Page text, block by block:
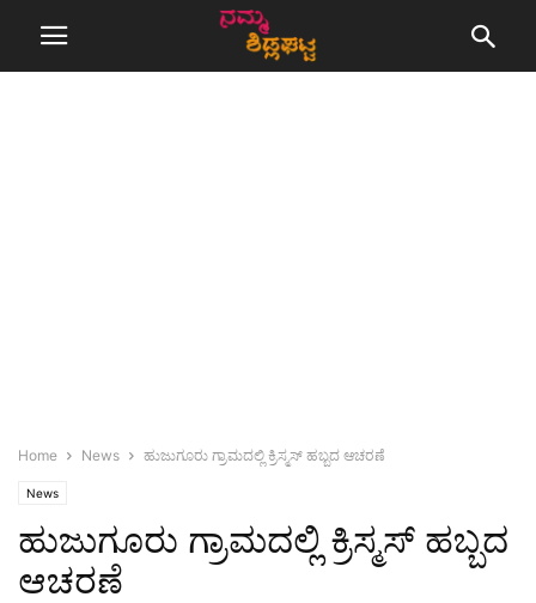
Home News ಹುಜುಗೂರು ಗ್ರಾಮದಲ್ಲಿ ಕ್ರಿಸ್ಮಸ್ ಹಬ್ಬದ ಆಚರಣೆ
News
ಹುಜುಗೂರು ಗ್ರಾಮದಲ್ಲಿ ಕ್ರಿಸ್ಮಸ್ ಹಬ್ಬದ
ಆಚರಣೆ